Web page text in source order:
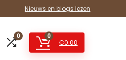
Nieuws en blogs lezen
0 0
€0.00